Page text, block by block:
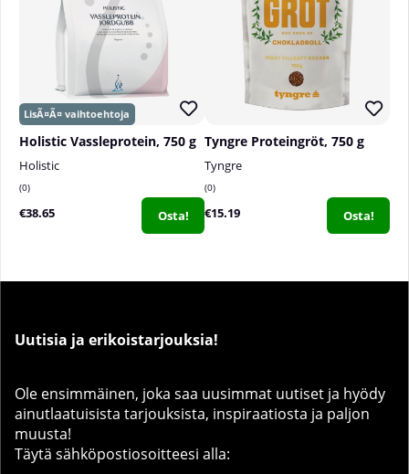
Holistic Vassleprotein, 750 g
Holistic
0
€38.65 Osta!
Tyngre Proteingröt, 750 g
Tyngre
0
€15.19 Osta!
Uutisia ja erikoistarjouksia!
Ole ensimmäinen, joka saa uusimmat uutiset ja hyödy
ainutlaatuisista tarjouksista, inspiraatiosta ja paljon
muusta!
Täytä sähköpostiosoitteesi alla: